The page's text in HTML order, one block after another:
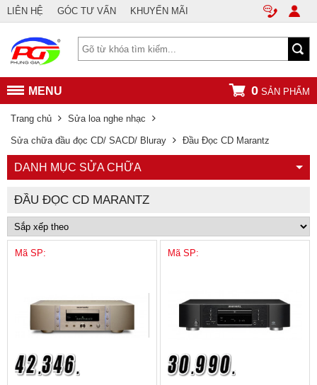
LIÊN HỆ GÓC TƯ VẤN KHUYẾN MÃI
MENU 0 SẢN PHẨM
Trang chủ Sửa loa nghe nhạc
Sửa chữa đầu đọc CD/ SACD/ Bluray Đầu Đọc CD Marantz
DANH MỤC SỬA CHỮA
ĐẦU ĐỌC CD MARANTZ
Mã SP: Mã SP: